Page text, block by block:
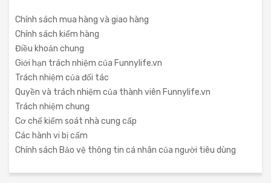
Chính sách mua hàng và giao hàng
Chính sách kiểm hàng
Điều khoản chung
Giới hạn trách nhiệm của Funnylife.vn
Trách nhiệm của đối tác
Quyền và trách nhiệm của thành viên Funnylife.vn
Trách nhiệm chung
Cơ chế kiểm soát nhà cung cấp
Các hành vi bị cấm
Chính sách Bảo vệ thông tin cá nhân của người tiêu dùng